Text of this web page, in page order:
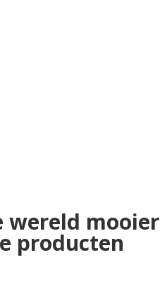
wereld mooier
producten